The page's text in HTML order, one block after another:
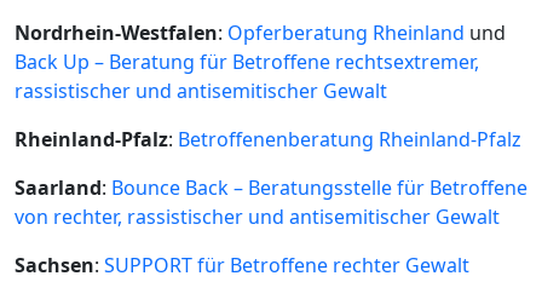
Nordrhein-Westfalen: Opferberatung Rheinland und
Back Up – Beratung für Betroffene rechtsextremer,
rassistischer und antisemitischer Gewalt
Rheinland-Pfalz: Betroffenenberatung Rheinland-Pfalz
Saarland: Bounce Back – Beratungsstelle für Betroffene
von rechter, rassistischer und antisemitischer Gewalt
Sachsen: SUPPORT für Betroffene rechter Gewalt